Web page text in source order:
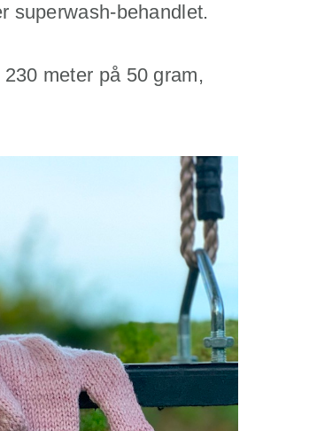
superwash-behandlet.
meter på 50 gram,